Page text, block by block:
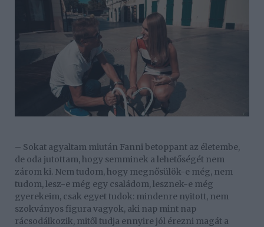
– Sokat agyaltam miután Fanni betoppant az életembe,
de oda jutottam, hogy semminek a lehetőségét nem
zárom ki. Nem tudom, hogy megnősülök-e még, nem
tudom, lesz-e még egy családom, lesznek-e még
gyerekeim, csak egyet tudok: mindenre nyitott, nem
szokványos figura vagyok, aki nap mint nap
rácsodálkozik, mitől tudja ennyire jól érezni magát a